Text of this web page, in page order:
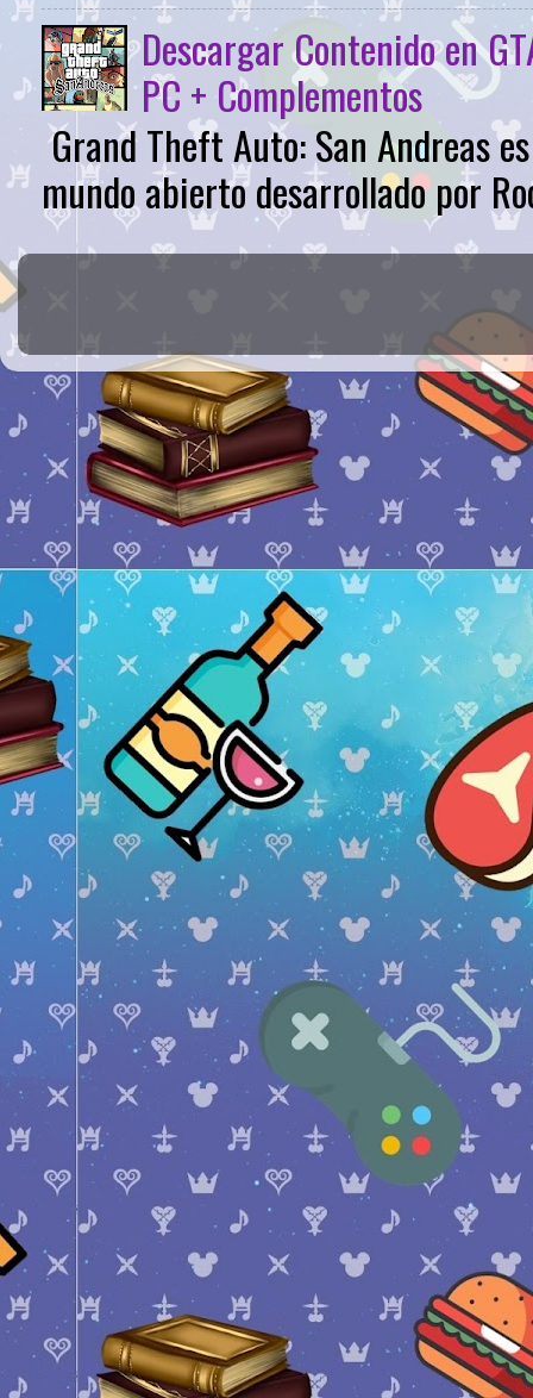
Descargar Contenido en
PC + Complementos
Grand Theft Auto: San Andreas
mundo abierto desarrollado por